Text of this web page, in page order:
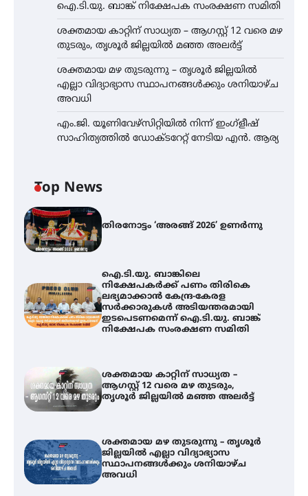
ഐ.ടി.യു. ബാങ്ക് നിക്ഷേപക സംരക്ഷണ സമിതി
ശക്തമായ കാറ്റിന് സാധ്യത – ആഗസ്റ്റ് 12 വരെ മഴ
തുടരും, തൃശൂർ ജില്ലയിൽ മഞ്ഞ അലർട്ട്
ശക്തമായ മഴ തുടരുന്നു – തൃശൂർ ജില്ലയിൽ
എല്ലാ വിദ്യാഭ്യാസ സ്ഥാപനങ്ങൾക്കും ശനിയാഴ്ച
അവധി
എം.ജി. യൂണിവേഴ്‌സിറ്റിയിൽ നിന്ന് ഇംഗ്ളീഷ്
സാഹിത്യത്തിൽ ഡോക്ടറേറ്റ് നേടിയ എൻ. ആര്യ
Top News
തിരനോട്ടം ‘അരങ്ങ് 2026’ ഉണർന്നു
ഐ.ടി.യു. ബാങ്കിലെ
നിക്ഷേപകർക്ക് പണം തിരികെ
ലഭ്യമാക്കാൻ കേന്ദ്ര-കേരള
സർക്കാരുകൾ അടിയന്തരമായി
ഇടപെടണമെന്ന് ഐ.ടി.യു. ബാങ്ക്
നിക്ഷേപക സംരക്ഷണ സമിതി
ശക്തമായ കാറ്റിന് സാധ്യത –
ആഗസ്റ്റ് 12 വരെ മഴ തുടരും,
തൃശൂർ ജില്ലയിൽ മഞ്ഞ അലർട്ട്
ശക്തമായ മഴ തുടരുന്നു – തൃശൂർ
ജില്ലയിൽ എല്ലാ വിദ്യാഭ്യാസ
സ്ഥാപനങ്ങൾക്കും ശനിയാഴ്ച
അവധി